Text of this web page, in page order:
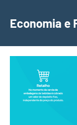
para
conteúdo
Economia e
Depósitos
Pessoais,
Calendários